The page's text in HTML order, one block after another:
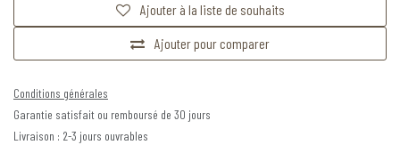
Ajouter pour comparer
Ajouter à la liste de souhaits
Conditions générales
Garantie satisfait ou remboursé de 30 jours
Livraison : 2-3 jours ouvrables